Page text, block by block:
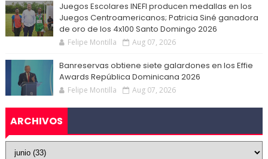
Juegos Escolares INEFI producen medallas en los
Juegos Centroamericanos; Patricia Siné ganadora
de oro de los 4x100 Santo Domingo 2026
Felipe Montilla Aug 07, 2026
Banreservas obtiene siete galardones en los Effie
Awards República Dominicana 2026
Felipe Montilla Aug 07, 2026
ARCHIVOS